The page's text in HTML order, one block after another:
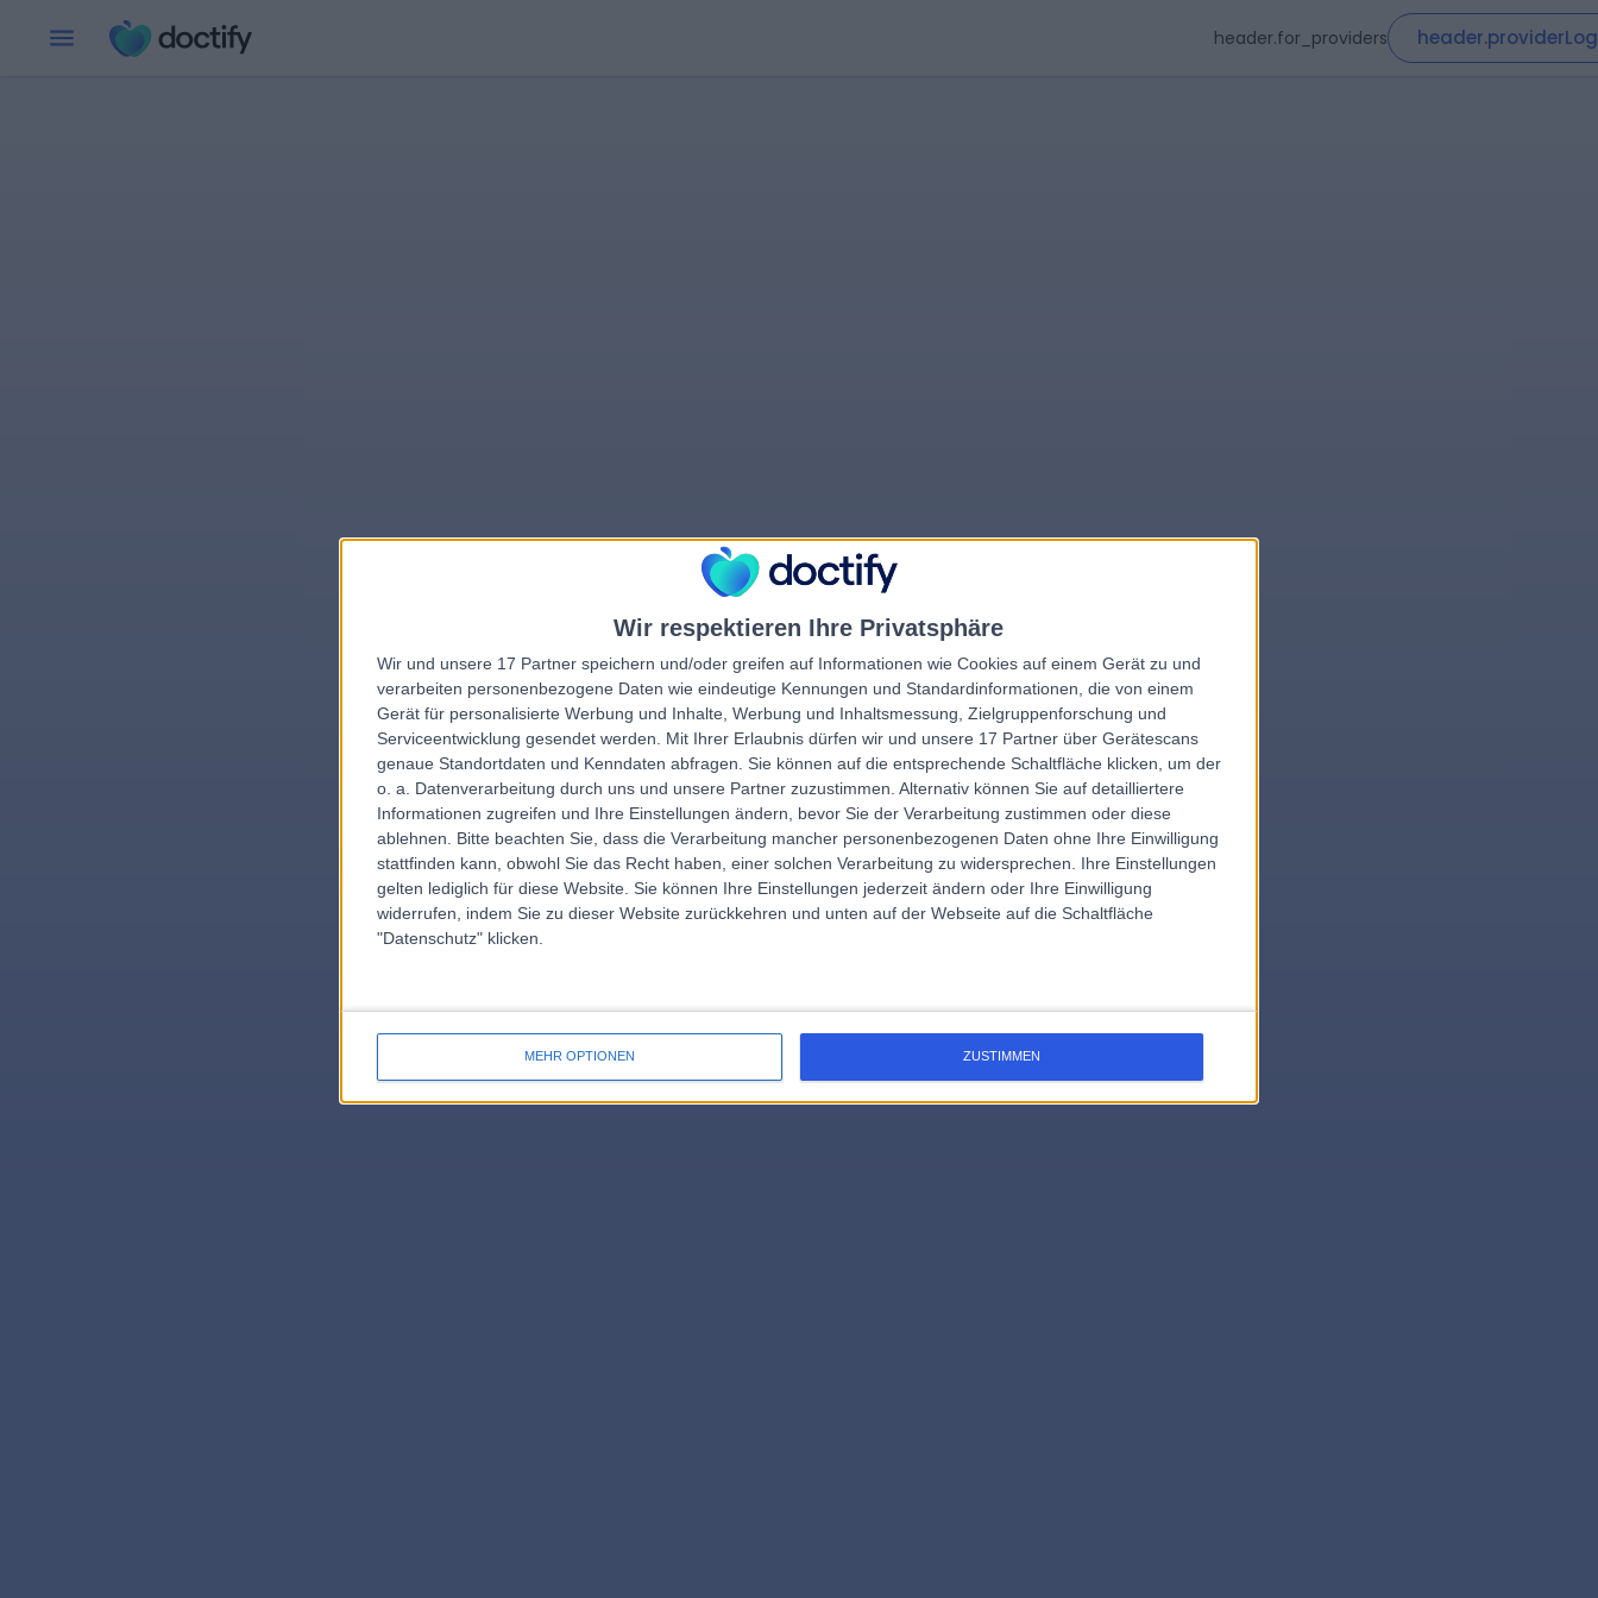
Wir respektieren Ihre Privatsphäre
Wir und unsere 17 Partner speichern und/oder greifen auf Informationen wie Cookies auf einem Gerät zu und
verarbeiten personenbezogene Daten wie eindeutige Kennungen und Standardinformationen, die von einem
Gerät für personalisierte Werbung und Inhalte, Werbung und Inhaltsmessung, Zielgruppenforschung und
Serviceentwicklung gesendet werden.
Mit Ihrer Erlaubnis dürfen wir und unsere 17 Partner über Gerätescans
genaue Standortdaten und Kenndaten abfragen. Sie können auf die entsprechende Schaltfläche klicken, um der
o. a. Datenverarbeitung durch uns und unsere Partner zuzustimmen. Alternativ können Sie auf detailliertere
Informationen zugreifen und Ihre Einstellungen ändern, bevor Sie der Verarbeitung zustimmen oder diese
ablehnen.
Bitte beachten Sie, dass die Verarbeitung mancher personenbezogenen Daten ohne Ihre Einwilligung
stattfinden kann, obwohl Sie das Recht haben, einer solchen Verarbeitung zu widersprechen. Ihre Einstellungen
gelten lediglich für diese Website. Sie können Ihre Einstellungen jederzeit ändern oder Ihre Einwilligung
widerrufen, indem Sie zu dieser Website zurückkehren und unten auf der Webseite auf die Schaltfläche
"Datenschutz" klicken.
MEHR OPTIONEN ZUSTIMMEN
header.for_providers
errorPage.notFound.title
errorPage.notFound.subtitle
errorPage.search.titleerrorPage.header.roll.hospital
errorPage.link.text